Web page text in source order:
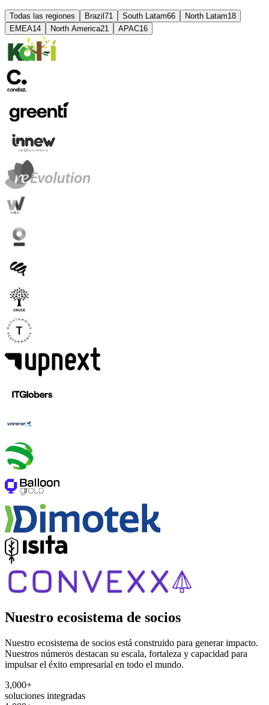
Todas las regiones Brazil 71 South Latam66 North Latam18
EMEA14 North America21 APAC16
Nuestro ecosistema de socios
Nuestro ecosistema de socios está construido para generar impacto.
Nuestros números destacan su escala, fortaleza y capacidad para
impulsar el éxito empresarial en todo el mundo.
3,000+
soluciones integradas